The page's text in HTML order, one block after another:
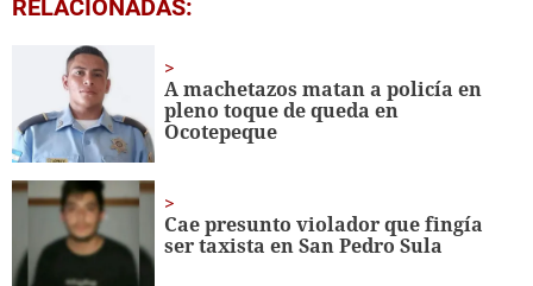
seconds
seconds
RELACIONADAS:
A machetazos matan a policía en
pleno toque de queda en
Ocotepeque
Cae presunto violador que fingía
ser taxista en San Pedro Sula